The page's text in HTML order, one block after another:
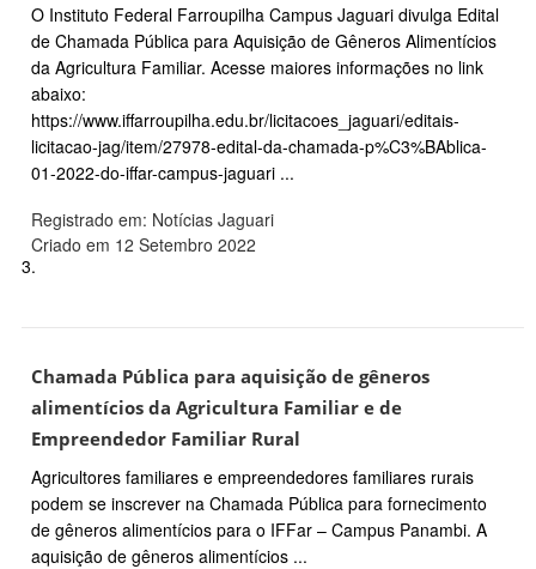
O Instituto Federal Farroupilha Campus Jaguari divulga Edital
de Chamada Pública para Aquisição de Gêneros Alimentícios
da Agricultura Familiar. Acesse maiores informações no link
abaixo:
https://www.iffarroupilha.edu.br/licitacoes_jaguari/editais-
licitacao-jag/item/27978-edital-da-chamada-p%C3%BAblica-
01-2022-do-iffar-campus-jaguari ...
Registrado em: Notícias Jaguari
Criado em 12 Setembro 2022
3.
Chamada Pública para aquisição de gêneros
alimentícios da Agricultura Familiar e de
Empreendedor Familiar Rural
Agricultores familiares e empreendedores familiares rurais
podem se inscrever na Chamada Pública para fornecimento
de gêneros alimentícios para o IFFar – Campus Panambi. A
aquisição de gêneros alimentícios ...